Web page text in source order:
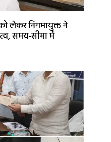
लेकर निगमायुक्त ने
समय-सीमा में